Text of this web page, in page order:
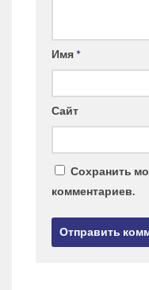
Имя*
Сайт
Сохранить
комментариев.